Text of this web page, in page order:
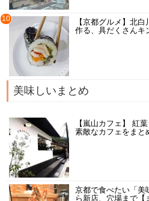
10
【京都グルメ】北
作る、具だくさんキ
美味しいまとめ
【嵐山カフェ】 紅
素敵なカフェをまと
京都で食べたい「美
ら新店、穴場まで【